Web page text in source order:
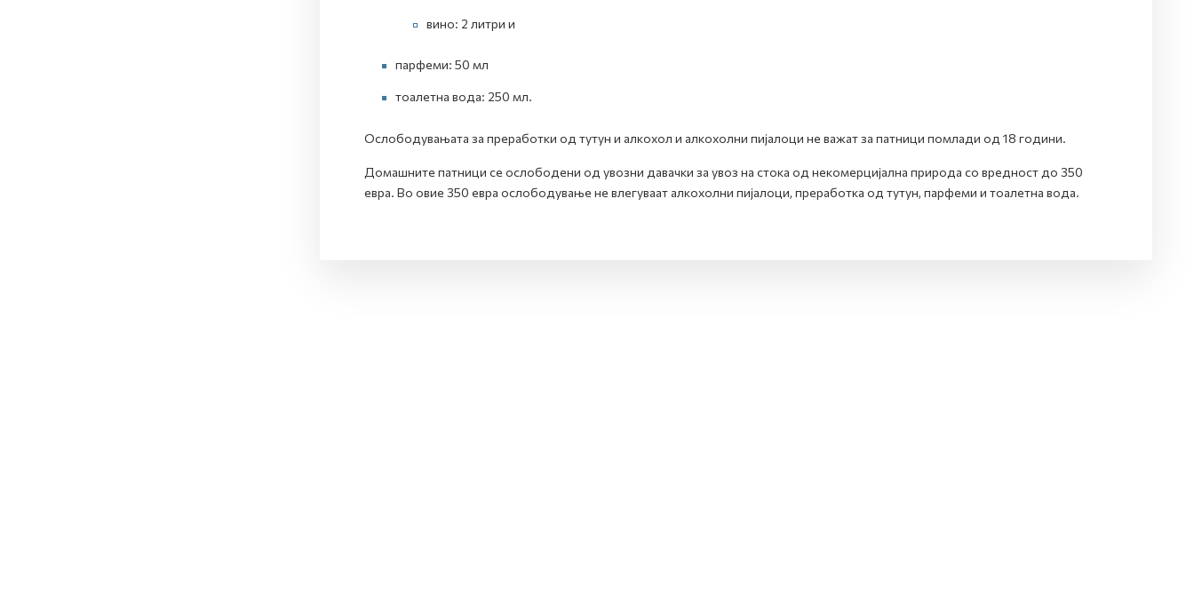
вино: 2 литри и
парфеми: 50 мл
тоалетна вода: 250 мл.
Ослободувањата за преработки од тутун и алкохол и алкохолни пијалоци не важат за патници помлади од 18 години.
Домашните патници се ослободени од увозни давачки за увоз на стока од некомерцијална природа со вредност до 350
евра. Во овие 350 евра ослободување не влегуваат алкохолни пијалоци, преработка од тутун, парфеми и тоалетна вода.